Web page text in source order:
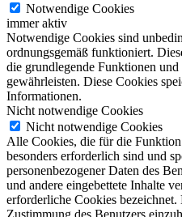
Notwendige Cookies
immer aktiv
Notwendige Cookies sind
ordnungsgemäß funktioniert.
die grundlegende Funktionen
gewährleisten. Diese Cookies
Informationen.
Nicht notwendige Cookies
Nicht notwendige Cookies
Alle Cookies, die für die
besonders erforderlich sind und
personenbezogener Daten des
und andere eingebettete Inhalte
erforderliche Cookies
Zustimmung des Benutzers